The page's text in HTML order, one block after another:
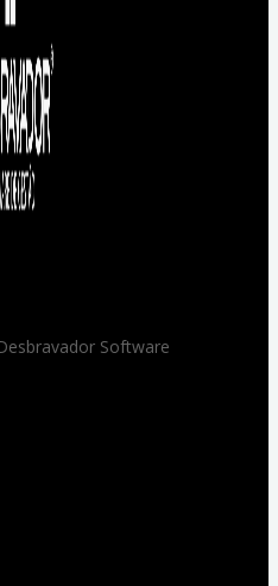
Software